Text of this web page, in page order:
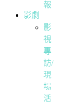
報
影劇
影
視
專
訪/
現
場
活